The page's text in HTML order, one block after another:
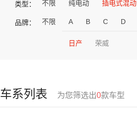
类型： 不限 纯电动 插电式混动
品牌： 不限 A B C D
日产 荣威
车系列表 为您筛选出0款车型